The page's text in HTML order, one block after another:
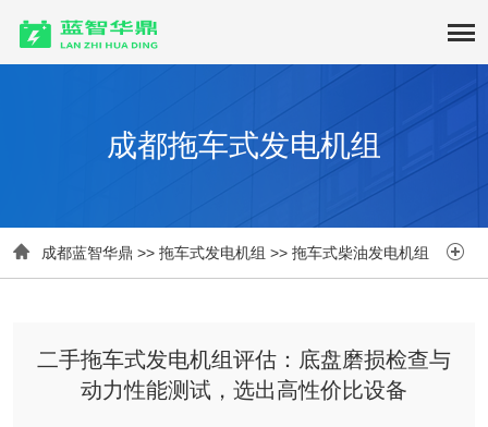
成都拖车式发电机组
 成都蓝智华鼎 >> 拖车式发电机组 >> 拖车式柴油发电机组 
二手拖车式发电机组评估：底盘磨损检查与
动力性能测试，选出高性价比设备